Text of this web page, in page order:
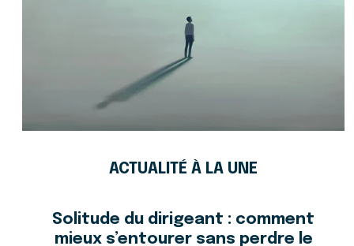
ACTUALITÉ À LA UNE
Solitude du dirigeant : comment
mieux s’entourer sans perdre le